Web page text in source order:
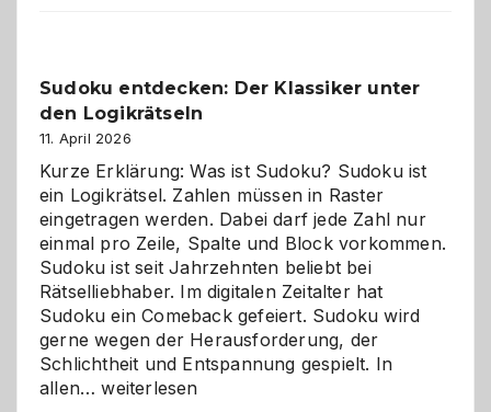
Sudoku entdecken: Der Klassiker unter
den Logikrätseln
11. April 2026
Kurze Erklärung: Was ist Sudoku? Sudoku ist
ein Logikrätsel. Zahlen müssen in Raster
eingetragen werden. Dabei darf jede Zahl nur
einmal pro Zeile, Spalte und Block vorkommen.
Sudoku ist seit Jahrzehnten beliebt bei
Rätselliebhaber. Im digitalen Zeitalter hat
Sudoku ein Comeback gefeiert. Sudoku wird
gerne wegen der Herausforderung, der
Schlichtheit und Entspannung gespielt. In
allen…Sudoku
weiterlesen